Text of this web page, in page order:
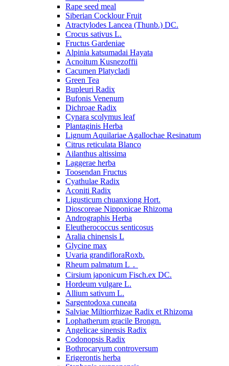
Rape seed meal
Siberian Cocklour Fruit
Atractylodes Lancea (Thunb.) DC.
Crocus sativus L.
Fructus Gardeniae
Alpinia katsumadai Hayata
Acnoitum Kusnezoffii
Cacumen Platycladi
Green Tea
Bupleuri Radix
Bufonis Venenum
Dichroae Radix
Cynara scolymus leaf
Plantaginis Herba
Lignum Aquilariae Agallochae Resinatum
Citrus reticulata Blanco
Ailanthus altissima
Laggerae herba
Toosendan Fructus
Cyathulae Radix
Aconiti Radix
Ligusticum chuanxiong Hort.
Dioscoreae Nipponicae Rhizoma
Andrographis Herba
Eleutherococcus senticosus
Aralia chinensis L
Glycine max
Uvaria grandifloraRoxb.
Rheum palmatum L．
Cirsium japonicum Fisch.ex DC.
Hordeum vulgare L.
Allium sativum L.
Sargentodoxa cuneata
Salviae Miltiorrhizae Radix et Rhizoma
Lophatherum gracile Brongn.
Angelicae sinensis Radix
Codonopsis Radix
Bothrocaryum controversum
Erigerontis herba